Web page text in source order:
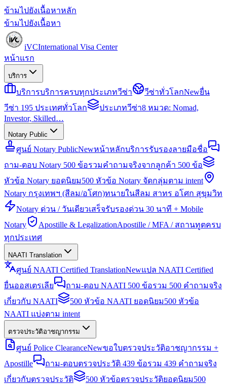
ข้ามไปยังเนื้อหาหลัก
ข้ามไปยังเนื้อหา
iVCInternational Visa Center
หน้าแรก
บริการ
บริการบริการครบทุกประเภทวีซ่า วีซ่าทั่วโลกNewยื่น
วีซ่า 195 ประเทศทั่วโลก
ประเภทวีซ่า8 หมวด: Nomad,
Investor, Skilled…
Notary Public
ศูนย์ Notary PublicNewหน้าหลักบริการรับรองลายมือชื่อ
ถาม-ตอบ Notary 500 ข้อรวมคำถามจริงจากลูกค้า 500 ข้อ
หัวข้อ Notary ยอดนิยม500 หัวข้อ Notary จัดกลุ่มตาม intent
Notary กรุงเทพฯ (สีลม/อโศก)ทนายในสีลม สาทร อโศก สุขุมวิท
Notary ด่วน / วันเดียวเสร็จรับรองด่วน 30 นาที + Mobile
Notary
Apostille & LegalizationApostille / MFA / สถานทูตครบ
ทุกประเทศ
NAATI Translation
ศูนย์ NAATI Certified TranslationNewแปล NAATI Certified
ยื่นออสเตรเลีย
ถาม-ตอบ NAATI 500 ข้อรวม 500 คำถามจริง
เกี่ยวกับ NAATI
500 หัวข้อ NAATI ยอดนิยม500 หัวข้อ
NAATI แบ่งตาม intent
ตรวจประวัติอาชญากรรม
ศูนย์ Police ClearanceNewขอใบตรวจประวัติอาชญากรรม +
Apostille
ถาม-ตอบตรวจประวัติ 439 ข้อรวม 439 คำถามจริง
เกี่ยวกับตรวจประวัติ
500 หัวข้อตรวจประวัติยอดนิยม500